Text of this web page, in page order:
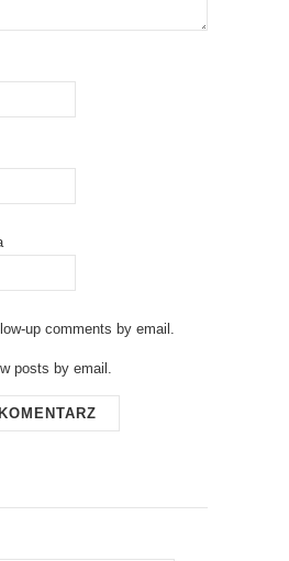
up comments by email.
posts by email.